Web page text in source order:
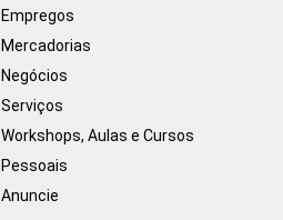
Empregos
Mercadorias
Negócios
Serviços
Workshops, Aulas e Cursos
Pessoais
Anuncie